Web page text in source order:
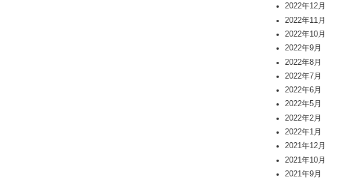
2022年12月
2022年11月
2022年10月
2022年9月
2022年8月
2022年7月
2022年6月
2022年5月
2022年2月
2022年1月
2021年12月
2021年10月
2021年9月